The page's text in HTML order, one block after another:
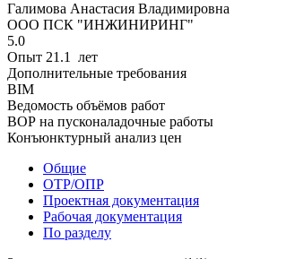
Галимова Анастасия Владимировна
ООО ПСК "ИНЖИНИРИНГ"
5.0
Опыт 21.1 лет
Дополнительные требования
BIM
Ведомость объёмов работ
ВОР на пусконаладочные работы
Конъюнктурный анализ цен
Общие
ОТР/ОПР
Проектная документация
Рабочая документация
По разделу